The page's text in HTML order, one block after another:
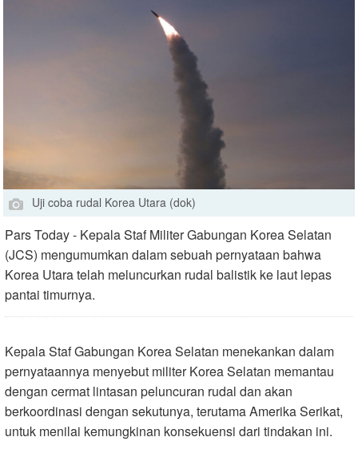
Uji coba rudal Korea Utara (dok)
Pars Today - Kepala Staf Militer Gabungan Korea Selatan
(JCS) mengumumkan dalam sebuah pernyataan bahwa
Korea Utara telah meluncurkan rudal balistik ke laut lepas
pantai timurnya.
Kepala Staf Gabungan Korea Selatan menekankan dalam
pernyataannya menyebut militer Korea Selatan memantau
dengan cermat lintasan peluncuran rudal dan akan
berkoordinasi dengan sekutunya, terutama Amerika Serikat,
untuk menilai kemungkinan konsekuensi dari tindakan ini.